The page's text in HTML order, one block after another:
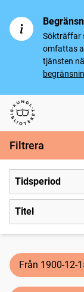
Sökträffar
omfattas
tjänsten
Svenska tidningar
Filtrera
Tidsperiod
Titel
Från 1900-12-